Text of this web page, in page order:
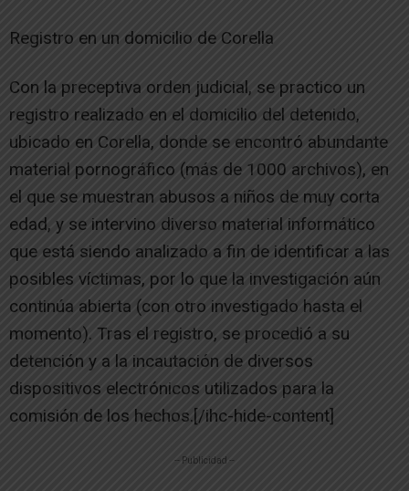
Registro en un domicilio de Corella
Con la preceptiva orden judicial, se practico un
registro realizado en el domicilio del detenido,
ubicado en Corella, donde se encontró abundante
material pornográfico (más de 1000 archivos), en
el que se muestran abusos a niños de muy corta
edad, y se intervino diverso material informático
que está siendo analizado a fin de identificar a las
posibles víctimas, por lo que la investigación aún
continúa abierta (con otro investigado hasta el
momento). Tras el registro, se procedió a su
detención y a la incautación de diversos
dispositivos electrónicos utilizados para la
comisión de los hechos.[/ihc-hide-content]
-- Publicidad --